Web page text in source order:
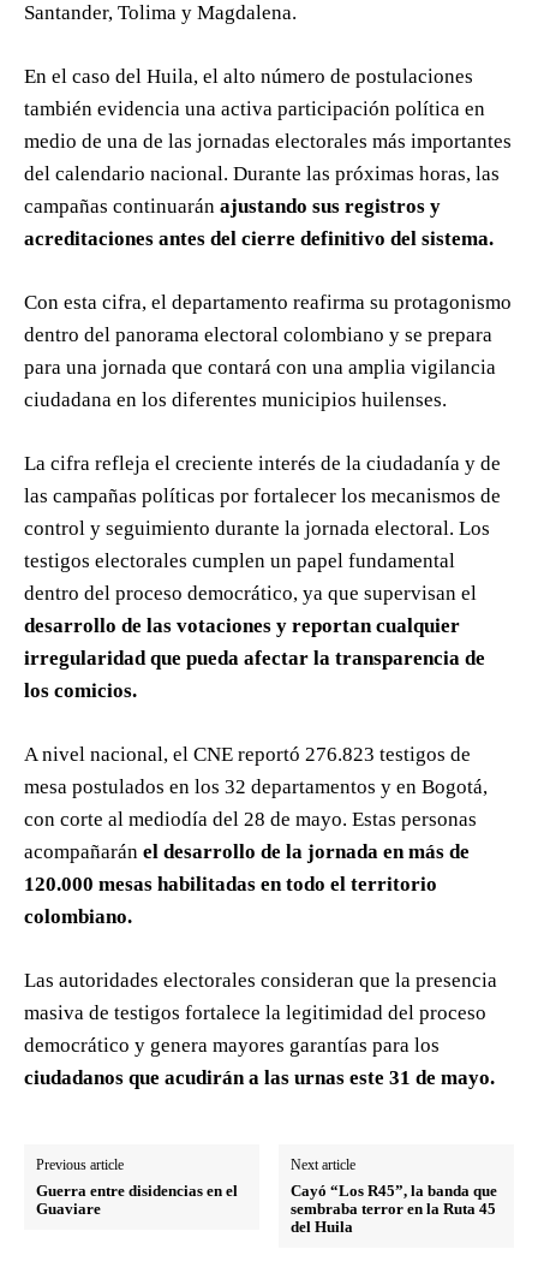
Santander, Tolima y Magdalena.
En el caso del Huila, el alto número de postulaciones
también evidencia una activa participación política en
medio de una de las jornadas electorales más importantes
del calendario nacional. Durante las próximas horas, las
campañas continuarán ajustando sus registros y
acreditaciones antes del cierre definitivo del sistema.
Con esta cifra, el departamento reafirma su protagonismo
dentro del panorama electoral colombiano y se prepara
para una jornada que contará con una amplia vigilancia
ciudadana en los diferentes municipios huilenses.
La cifra refleja el creciente interés de la ciudadanía y de
las campañas políticas por fortalecer los mecanismos de
control y seguimiento durante la jornada electoral. Los
testigos electorales cumplen un papel fundamental
dentro del proceso democrático, ya que supervisan el
desarrollo de las votaciones y reportan cualquier
irregularidad que pueda afectar la transparencia de
los comicios.
A nivel nacional, el CNE reportó 276.823 testigos de
mesa postulados en los 32 departamentos y en Bogotá,
con corte al mediodía del 28 de mayo. Estas personas
acompañarán el desarrollo de la jornada en más de
120.000 mesas habilitadas en todo el territorio
colombiano.
Las autoridades electorales consideran que la presencia
masiva de testigos fortalece la legitimidad del proceso
democrático y genera mayores garantías para los
ciudadanos que acudirán a las urnas este 31 de mayo.
Previous article
Guerra entre disidencias en el
Guaviare
Next article
Cayó “Los R45”, la banda que
sembraba terror en la Ruta 45
del Huila